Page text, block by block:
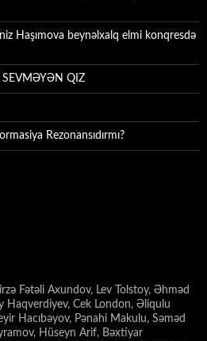
Haşımova beynəlxalq elmi konqresdə
QIZ
Rezonansıdırmı?
Fətəli Axundov, Lev Tolstoy, Əhməd
Haqverdiyev, Cek London, Əliqulu
Hacıbəyov, Pənahi Makulu, Səməd
Hüseyn Arif, Bəxtiyar